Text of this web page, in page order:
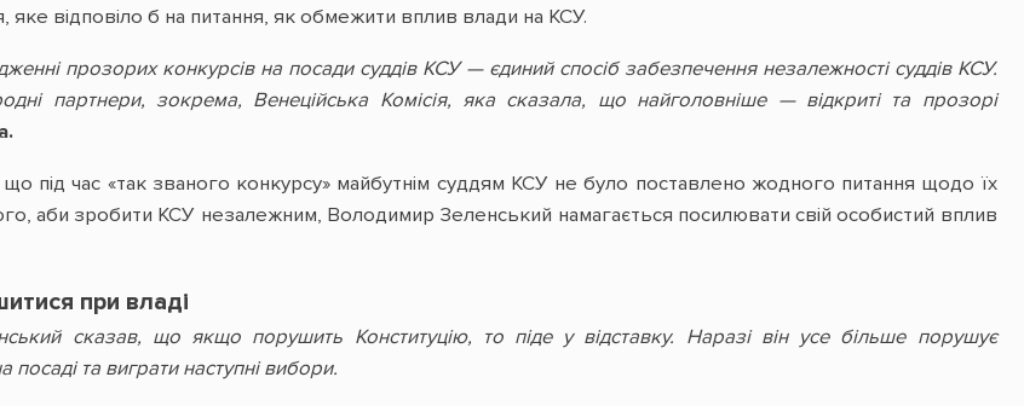
яке відповіло б на питання, як обмежити вплив влади на КСУ.
прозорих конкурсів на посади суддів КСУ — єдиний спосіб забезпечення незалежності суддів КСУ.
партнери, зокрема, Венеційська Комісія, яка сказала, що найголовніше — відкриті та прозорі
що під час «так званого конкурсу» майбутнім суддям КСУ не було поставлено жодного питання щодо їх
аби зробити КСУ незалежним, Володимир Зеленський намагається посилювати свій особистий вплив
при владі
сказав, що якщо порушить Конституцію, то піде у відставку. Наразі він усе більше порушує
та виграти наступні вибори.